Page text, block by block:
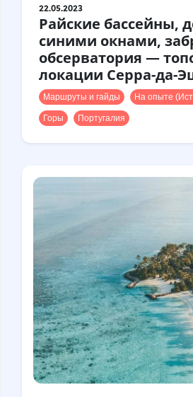
22.05.2023
Райские бассейны,
синими окнами,
обсерватория —
локации Серра-да-
Маршруты и гайды
На опыте
Горы
Португалия